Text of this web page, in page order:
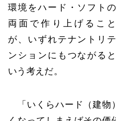
環境をハード・ソフトの
両面で作り上げること
が、いずれテナントリテ
ンションにもつながると
いう考えだ。
「いくらハード（建物